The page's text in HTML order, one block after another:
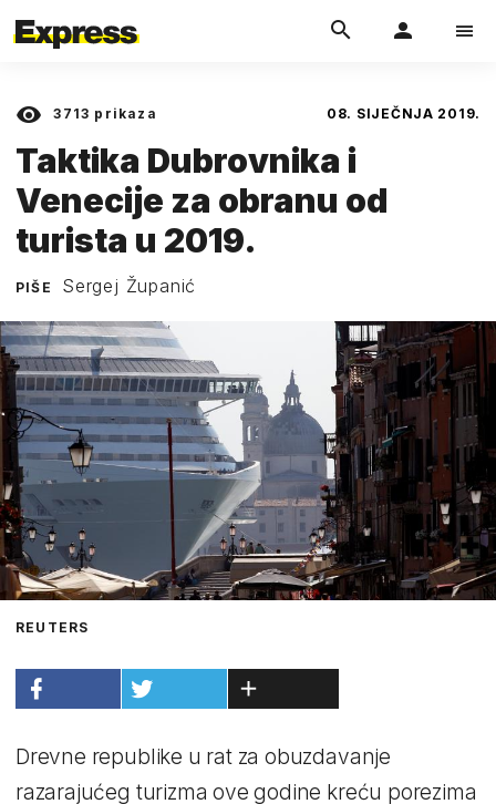
3713 prikaza 08. SIJEČNJA 2019.
Taktika Dubrovnika i
Venecije za obranu od
turista u 2019.
PIŠE Sergej Županić
REUTERS
Drevne republike u rat za obuzdavanje
razarajućeg turizma ove godine kreću porezima